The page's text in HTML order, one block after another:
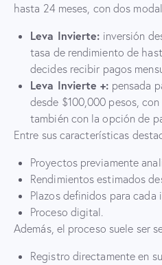
hasta 24 meses, con dos
Leva Invierte: inversión
tasa de rendimiento de
decides recibir pagos
Leva Invierte +: pensada
desde $100,000 pesos,
también con la opción de
Entre sus características
Proyectos previamente
Rendimientos estimados
Plazos definidos para cada
Proceso digital.
Además, el proceso suele ser
Registro directamente en